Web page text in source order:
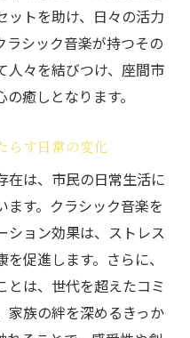
ットを助け、日々の活力
ラシック音楽が持つその
人々を結びつけ、座間市
癒しとなります。
らす日常の変化
在は、市民の日常生活に
ます。クラシック音楽を
ション効果は、ストレス
促進します。さらに、
とは、世代を超えたコミ
家族の絆を深めるきっか